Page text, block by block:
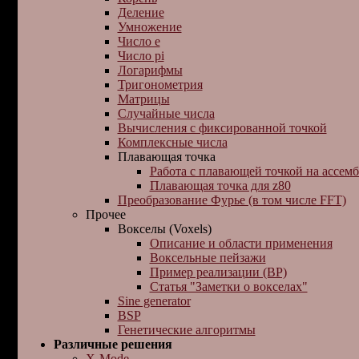
Деление
Умножение
Число e
Число pi
Логарифмы
Тригонометрия
Матрицы
Случайные числа
Вычисления с фиксиpованной точкой
Комплексные числа
Плавающая точка
Работа с плавающей точкой на
Плавающая точка для z80
Преобразование Фурье (в том числе FFT)
Прочее
Вокселы (Voxels)
Описание и области применения
Воксельные пейзажи
Пример реализации (BP)
Статья "Заметки о вокселах"
Sine generator
BSP
Генетические алгоритмы
Различные решения